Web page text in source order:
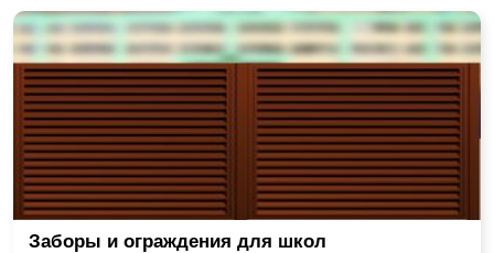
Заборы и ограждения для школ